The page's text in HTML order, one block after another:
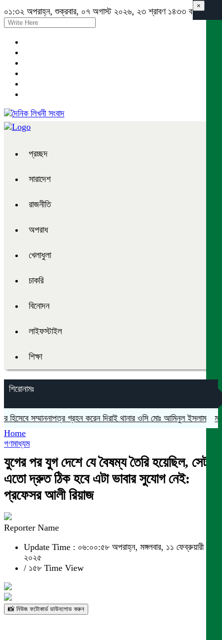
০১:৩২ অপরাহ্ন, শুক্রবার, ০৭ অগাস্ট ২০২৬, ২৩ শ্রাবণ ১৪৩৩ বঙ্গাব্দ
প্রচ্ছদ
সারাদেশ
রাজনীতি
অপরাধ
খেলাধুলা
চাকরি
বিনোদন
লাইফস্টাইল
শিক্ষা
শিরোনামঃ
সম্মাননাপত্র গ্রহন করেন দিরাই থানার ওসি মোঃ আমিনুল ইসলাম মদনে
×
Home
গণমাধ্যম
যুগের পর যুগ দেশে যে বৈষম্য তৈরি হয়েছিল, সেটা
এতো দ্রুত ঠিক হবে এটা ভাবার সুযোগ নেই:
প্রফেসর আলী রিয়াজ
Reporter Name
Update Time : ০৬:০০:৫৮ অপরাহ্ন, মঙ্গলবার, ১১ ফেব্রুয়ারী
২০২৫
/ ১৫৮ Time View
📸 নিউজ ফটোকার্ড ডাউনলোড করুন